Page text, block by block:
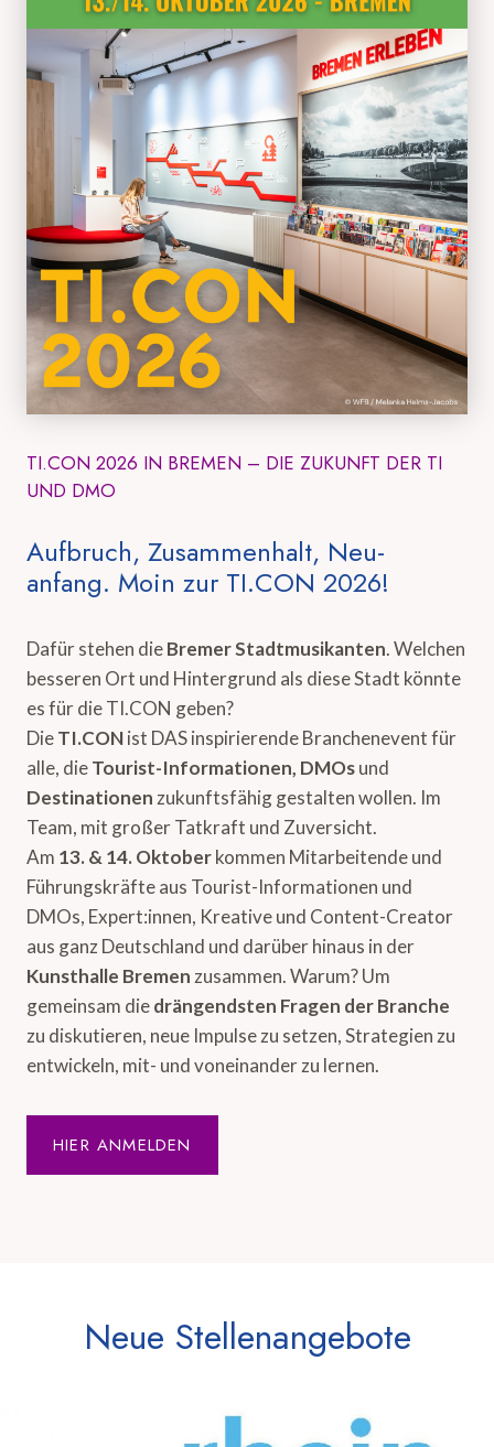
TI.CON 2026 IN BREMEN – DIE ZUKUNFT DER TI
UND DMO
Aufbruch, Zusammenhalt, Neu-
anfang. Moin zur TI.CON 2026!
Dafür stehen dieBremer Stadtmusikanten. Welchen
besseren Ort und Hintergrund als diese Stadt könnte
es für die TI.CON geben?
DieTI.CONist DAS inspirierende Branchenevent für
alle, dieTourist-Informationen, DMOsund
Destinationen zukunftsfähig gestalten wollen. Im
Team, mit großer Tatkraft und Zuversicht.
Am 13. & 14. Oktoberkommen Mitarbeitende und
Führungskräfte aus Tourist-Informationen und
DMOs, Expert:innen, Kreative und Content-Creator
aus ganz Deutschland und darüber hinaus in der
Kunsthalle Bremen zusammen. Warum? Um
gemeinsam diedrängendsten Fragen der Branche
zu diskutieren, neue Impulse zu setzen, Strategien zu
entwickeln, mit- und voneinander zu lernen.
HIER ANMELDEN
Neue Stellenangebote